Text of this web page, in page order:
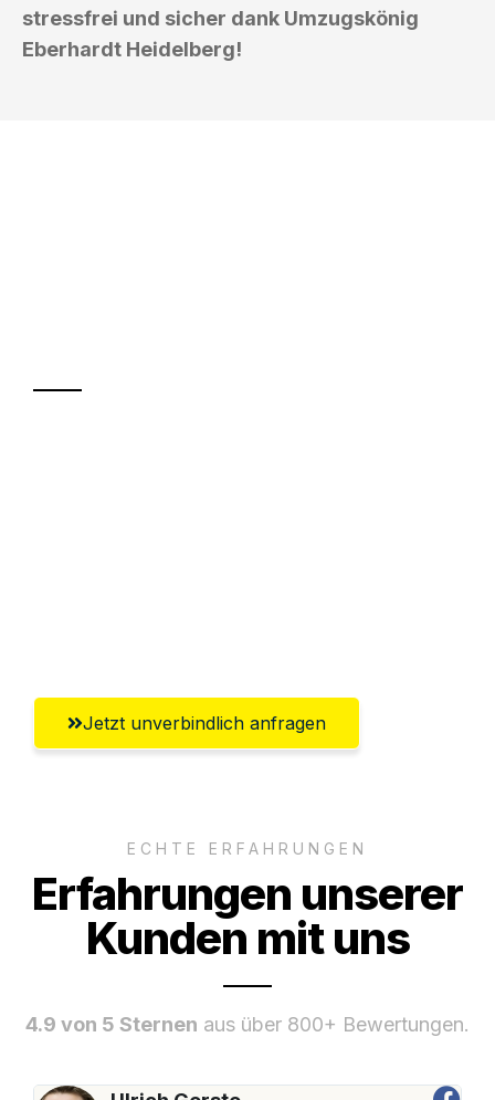
stressfrei und sicher dank Umzugskönig
Eberhardt Heidelberg!
Jetzt unverbindlich anfragen
ECHTE ERFAHRUNGEN
Erfahrungen unserer
Kunden mit uns
4.9 von 5 Sternen aus über 800+ Bewertungen.